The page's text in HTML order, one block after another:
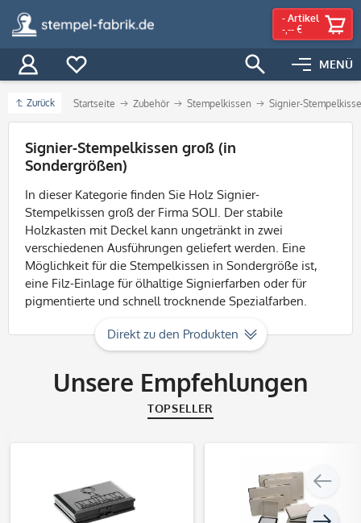
MENÜ
- Artikel
-,-- €
Zurück Startseite Zubehör Stempelkissen Signier-
Filter
Signier-Stempelkissen groß (in
Sondergrößen)
In dieser Kategorie finden Sie Holz Signier-
Stempelkissen groß der Firma SOLI. Der stabile
Holzkasten mit Deckel kann ungetränkt in zwei
verschiedenen Ausführungen geliefert werden. Eine
Möglichkeit für die Stempelkissen in Sondergröße ist,
eine Filz-Einlage für ölhaltige Signierfarben oder für
pigmentierte und schnell trocknende Spezialfarben.
Direkt zu den Produkten
Unsere Empfehlungen
TOPSELLER